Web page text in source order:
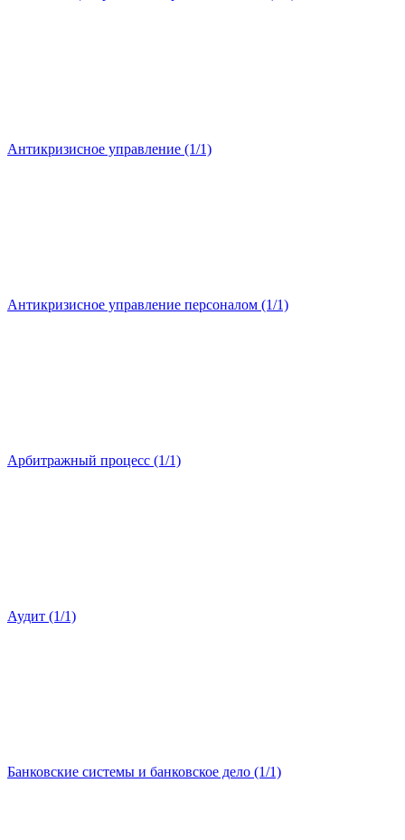
Антикризисное управление (1/1)
Антикризисное управление персоналом (1/1)
Арбитражный процесс (1/1)
Аудит (1/1)
Банковские системы и банковское дело (1/1)